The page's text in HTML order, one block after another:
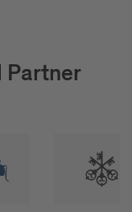
Partner